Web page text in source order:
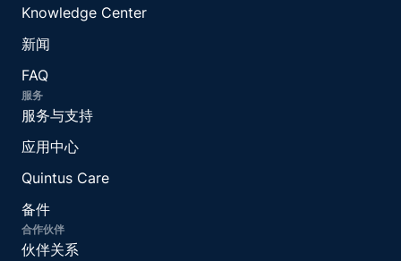
Knowledge Center
新闻
FAQ
服务
服务与支持
应用中心
Quintus Care
备件
合作伙伴
伙伴关系